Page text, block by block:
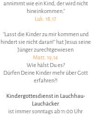
annimmt wie ein Kind, der wird nicht
hineinkommen."
Luk. 18,17
"Lasst die Kinder zu mir kommen und
hindert sie nicht daran!" hat Jesus seine
Jünger zurechtgewiesen
Matt. 19,14
Wie hälst Du es?
Dürfen Deine Kinder mehr über Gott
erfahren?!
Kindergottesdienst in Lauchhau-
Lauchäcker
ist immer sonntags ab 11:00 Uhr